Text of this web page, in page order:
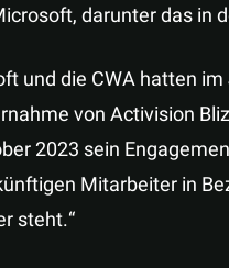
darunter das in
und die CWA hatten
von Activision
2023 sein
Mitarbeiter in
steht.“